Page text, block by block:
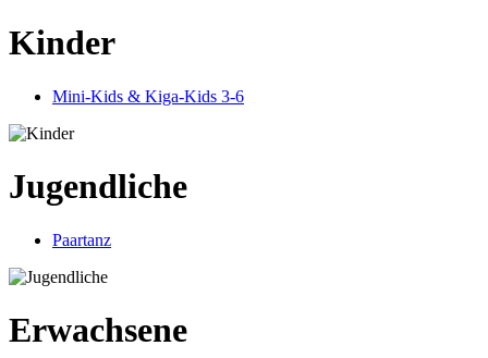
Kinder
Mini-Kids & Kiga-Kids 3-6
Jugendliche
Paartanz
Erwachsene